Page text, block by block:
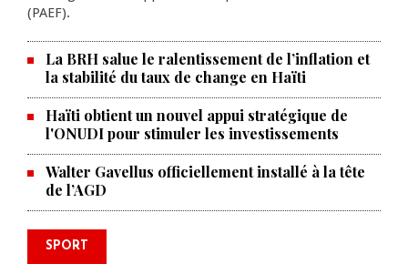
(PAEF).
La BRH salue le ralentissement de l’inflation et
la stabilité du taux de change en Haïti
Haïti obtient un nouvel appui stratégique de
l'ONUDI pour stimuler les investissements
Walter Gavellus officiellement installé à la tête
de l’AGD
SPORT
Le père de la légende argentine
Lionel Messi est décédé à 68 ans